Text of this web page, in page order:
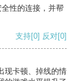
性的连接，并帮
支持[0] 反对[0]
现卡顿、掉线的情